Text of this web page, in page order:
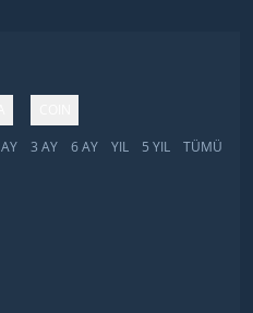
AY 3 AY 6 AY YIL 5 YIL TÜMÜ